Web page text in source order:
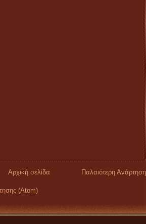
Παλαιότερη Ανάρτηση
Αρχική σελίδα
(Atom)